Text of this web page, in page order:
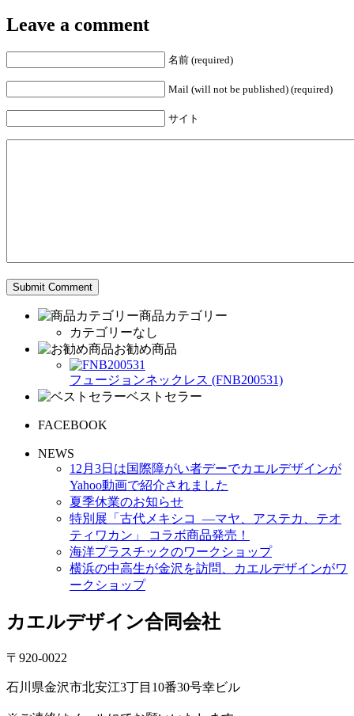
Leave a comment
名前 (required)
Mail (will not be published) (required)
サイト
商品カテゴリー
カテゴリーなし
お勧め商品
フュージョンネックレス (FNB200531)
ベストセラー
FACEBOOK
NEWS
12月3日は国際障がい者デーでカエルデザインが
Yahoo動画で紹介されました
夏季休業のお知らせ
特別展「古代メキシコ ―マヤ、アステカ、テオ
ティワカン」 コラボ商品発売！
海洋プラスチックのワークショップ
横浜の中高生が金沢を訪問、カエルデザインがワ
ークショップ
カエルデザイン合同会社
〒920-0022
石川県金沢市北安江3丁目10番30号幸ビル